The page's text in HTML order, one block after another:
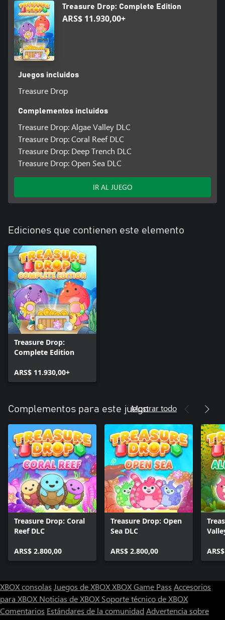
Treasure Drop: Complete Edition
ARS$ 11.930,00+
Juegos incluidos
Treasure Drop
Complementos incluidos
Treasure Drop: Algae Valley DLC
Treasure Drop: Coral Reef DLC
Treasure Drop: Deep Trench DLC
Treasure Drop: Open Sea DLC
IR AL JUEGO
Ediciones que contienen este elemento
Treasure Drop:
Complete Edition
ARS$ 11.930,00+
Complementos para este juegoMostrar todo
Treasure Drop: Coral
Reef DLC
ARS$ 2.800,00
Treasure Drop: Open
Sea DLC
ARS$ 2.800,00
XBOX consolas Juegos de XBOXXBOX Game Pass Accesorios
para XBOX Noticias de XBOX Soporte técnico de XBOX
Comentarios Estándares de la comunidad Advertencia sobre